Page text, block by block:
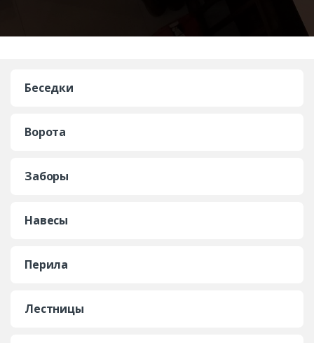
Беседки
Ворота
Заборы
Навесы
Перила
Лестницы